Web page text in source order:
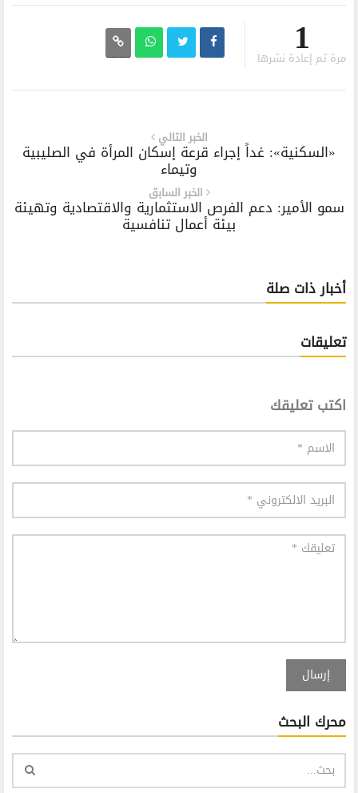
1
مرة تم إعادة نشرها
الخبر التالي
«السكنية»: غداً إجراء قرعة إسكان المرأة في الصليبية
وتيماء
الخبر السابق
سمو الأمير: دعم الفرص الاستثمارية والاقتصادية وتهيئة
بيئة أعمال تنافسية
أخبار ذات صلة
تعليقات
اكتب تعليقك
إرسال
محرك البحث